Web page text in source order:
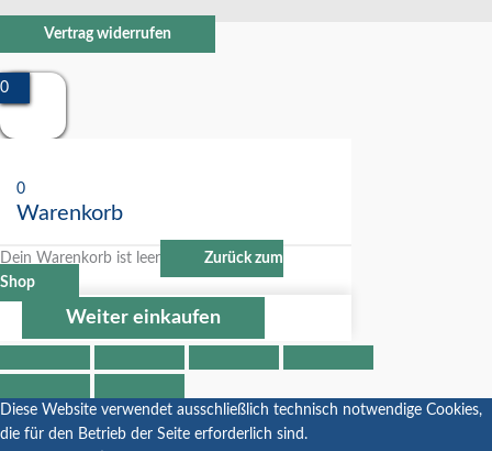
Vertrag widerrufen
0
0
Warenkorb
Dein Warenkorb ist leer
Zurück zum
Shop
Weiter einkaufen
Diese Website verwendet ausschließlich technisch notwendige Cookies,
die für den Betrieb der Seite erforderlich sind.